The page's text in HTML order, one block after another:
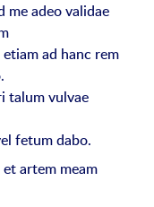
me adeo validae
ad hanc rem
talum vulvae
fetum dabo.
artem meam